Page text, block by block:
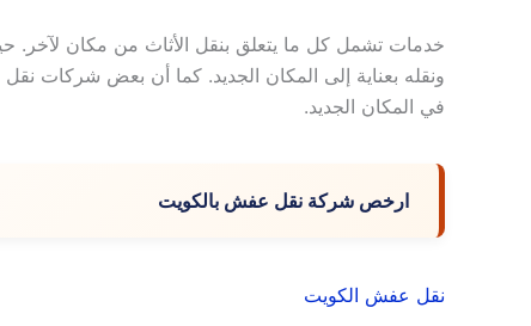
خدمات تشمل كل ما يتعلق بنقل الأثاث من مكان
ونقله بعناية إلى المكان الجديد. كما أن بعض شركات
في المكان الجديد.
ارخص شركة نقل عفش بالكويت
نقل عفش الكويت